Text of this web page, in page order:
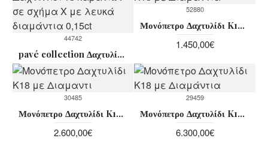
44742
pavé collection Δαχτυλίδι 18 καρατίων σε σχήμα Χ με λευκά διαμάντια 0,15ct
52880
Μονόπετρο Δαχτυλίδι K18 με Διαμάντια
1.450,00€
30485
Μονόπετρο Δαχτυλίδι K18 με Διαμαντι
2.600,00€
29459
Μονόπετρο Δαχτυλίδι K18 με Διαμάντια
6.300,00€